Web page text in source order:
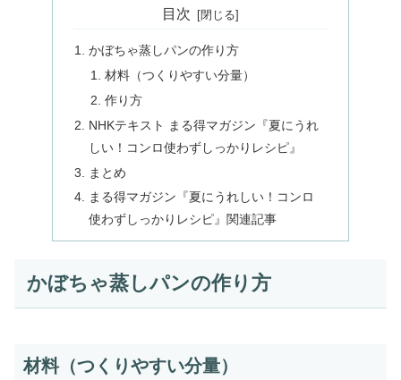
目次
かぼちゃ蒸しパンの作り方
材料（つくりやすい分量）
作り方
NHKテキスト まる得マガジン『夏にうれ
しい！コンロ使わずしっかりレシピ』
まとめ
まる得マガジン『夏にうれしい！コンロ
使わずしっかりレシピ』関連記事
かぼちゃ蒸しパンの作り方
材料（つくりやすい分量）